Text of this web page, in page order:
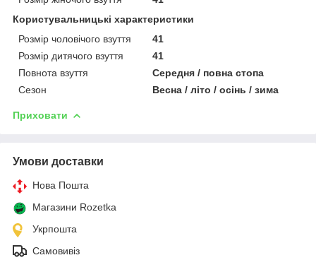
Користувальницькі характеристики
Розмір чоловічого взуття
41
Розмір дитячого взуття
41
Повнота взуття
Середня / повна стопа
Сезон
Весна / літо / осінь / зима
Приховати
Умови доставки
Нова Пошта
Магазини Rozetka
Укрпошта
Самовивіз